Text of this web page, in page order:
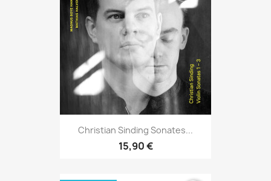
Christian Sinding Sonates...
15,90 €